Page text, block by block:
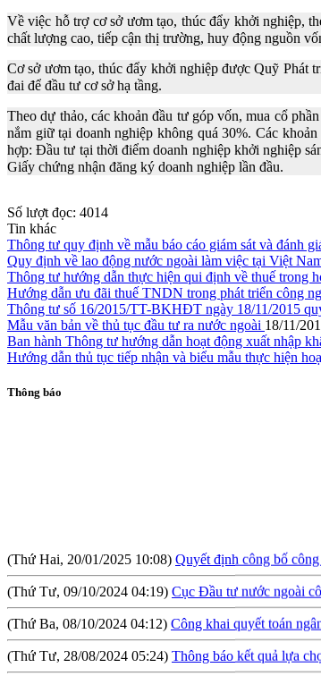
Về việc hỗ trợ cơ sở ươm tạo, thúc đẩy khởi nghiệp,
chất lượng cao, tiếp cận thị trường, huy động nguồn
Cơ sở ươm tạo, thúc đẩy khởi nghiệp được Quỹ Phát
đai để đầu tư cơ sở hạ tầng.
Theo dự thảo, các khoản đầu tư góp vốn, mua cổ
nắm giữ tại doanh nghiệp không quá 30%. Các
hợp: Đầu tư tại thời điểm doanh nghiệp khởi nghiệp
Giấy chứng nhận đăng ký doanh nghiệp lần đầu.
Số lượt đọc: 4014
Tin khác
Thông tư quy định về mẫu báo cáo giám sát và đánh
Quy định về lao động nước ngoài làm việc tại Việt
Thông tư hướng dẫn thực hiện qui định về thuế trong
Hướng dẫn ưu đãi thuế TNDN trong phát triển công
Thông tư số 16/2015/TT-BKHĐT ngày 18/11/2015
Mẫu văn bản về thủ tục đầu tư ra nước ngoài 18/11/
Ban hành Thông tư hướng dẫn hoạt động xuất nhập
Hướng dẫn thủ tục tiếp nhận và biểu mẫu thực hiện
Thông báo
(Thứ Tư, 09/10/2024 04:19) Cục Đầu tư nước ngoài
(Thứ Ba, 08/10/2024 04:12) Công khai quyết toán
(Thứ Tư, 28/08/2024 05:24)Thông báo kết quả lựa
(Thứ Sáu, 09/08/2024 10:57)Hội thảo: Cơ chế